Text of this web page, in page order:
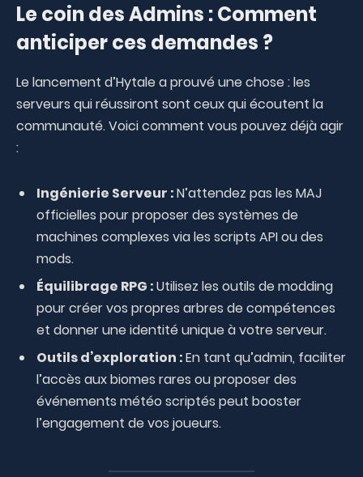
Le coin des Admins : Comment
anticiper ces demandes ?
Le lancement d’Hytale a prouvé une chose : les
serveurs qui réussiront sont ceux qui écoutent la
communauté. Voici comment vous pouvez déjà agir
:
Ingénierie Serveur :N’attendez pas les MAJ
officielles pour proposer des systèmes de
machines complexes via les scripts API ou des
mods.
Équilibrage RPG :Utilisez les outils de modding
pour créer vos propres arbres de compétences
et donner une identité unique à votre serveur.
Outils d’exploration :En tant qu’admin, faciliter
l’accès aux biomes rares ou proposer des
événements météo scriptés peut booster
l’engagement de vos joueurs.